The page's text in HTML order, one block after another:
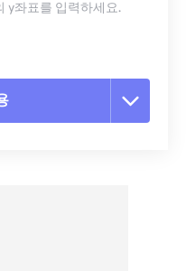
y좌표를 입력하세요.